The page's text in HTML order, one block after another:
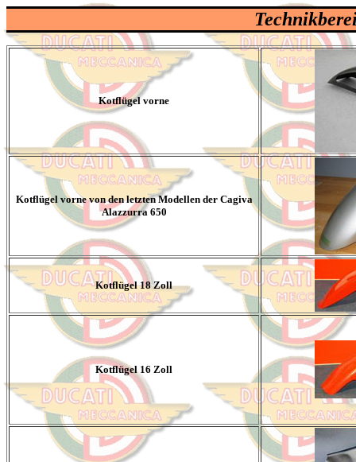
Kotflügel vorne
Kotflügel vorne von den letzten Modellen der Cagiva
Alazzurra 650
Kotflügel 18 Zoll
Kotflügel 16 Zoll